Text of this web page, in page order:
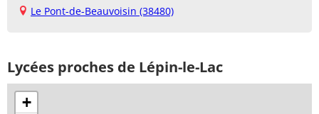
Le Pont-de-Beauvoisin (38480)
Lycées proches de Lépin-le-Lac
+